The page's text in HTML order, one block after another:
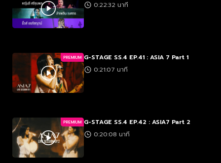
0:22:32 นาที
PREMIUM G-STAGE SS.4 EP.41 : ASIA 7 Part 1
0:21:07 นาที
PREMIUM
G-STAGE SS.4 EP.42 : ASIA7 Part 2
0:20:08 นาที